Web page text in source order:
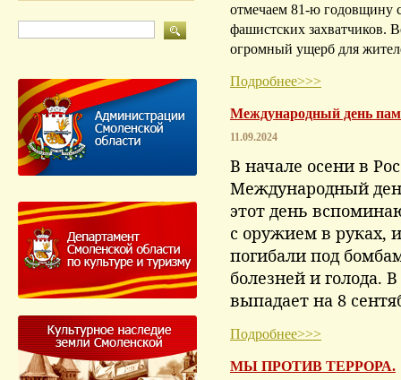
отмечаем 81-ю годовщину
фашистских захватчиков.
огромный ущерб для
Подробнее>>>
Международный день
11.09.2024
В начале осени в
Международный
этот день
с оружием в руках,
погибали под
болезней и голода.
выпадает на 8
Подробнее>>>
МЫ ПРОТИВ ТЕРРОРА.